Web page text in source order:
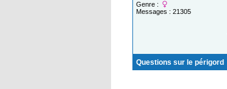
Genre :
Messages : 21305
Questions sur le périgord